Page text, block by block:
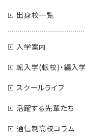
出身校一覧
入学案内
転入学(転校)・編入
スクールライフ
活躍する先輩たち
通信制高校コラム